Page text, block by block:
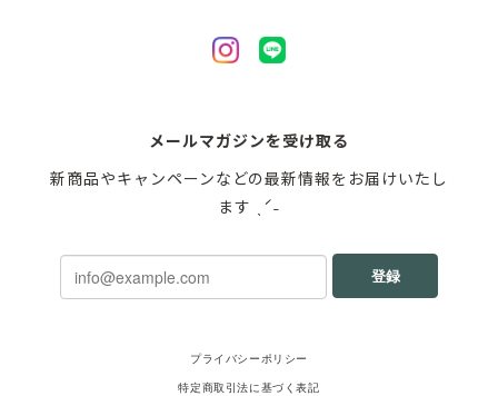
メールマガジンを受け取る
新商品やキャンペーンなどの最新情報をお届けいたし
ます ˎˊ˗
登録
プライバシーポリシー
特定商取引法に基づく表記